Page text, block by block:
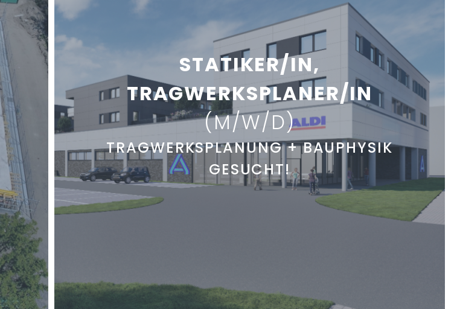
STATIKER/IN,
TRAGWERKSPLANER/IN
(M/W/D)
TRAGWERKSPLANUNG + BAUPHYSIK
GESUCHT!